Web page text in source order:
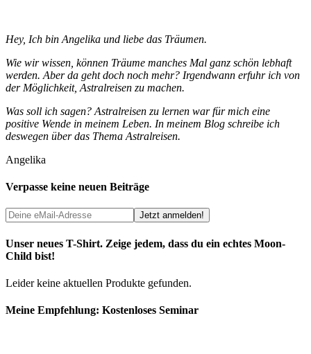
Hey, Ich bin Angelika und liebe das Träumen.
Wie wir wissen, können Träume manches Mal ganz schön lebhaft
werden. Aber da geht doch noch mehr? Irgendwann erfuhr ich von
der Möglichkeit, Astralreisen zu machen.
Was soll ich sagen? Astralreisen zu lernen war für mich eine
positive Wende in meinem Leben. In meinem Blog schreibe ich
deswegen über das Thema Astralreisen.
Angelika
Verpasse keine neuen Beiträge
Unser neues T-Shirt. Zeige jedem, dass du ein echtes Moon-
Child bist!
Leider keine aktuellen Produkte gefunden.
Meine Empfehlung: Kostenloses Seminar